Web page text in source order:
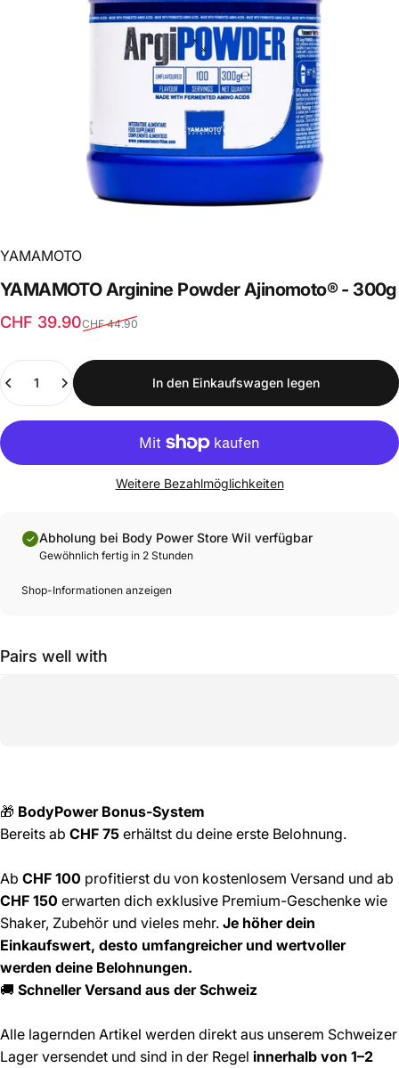
YAMAMOTO
YAMAMOTOArginine PowderAjinomoto® - 300g
Verkaufspreis
CHF 39.90
Normaler PreisCHF 44.90
Anzahl
In den Einkaufswagen legen
Weitere Bezahlmöglichkeiten
Abholung bei Body Power Store Wil verfügbar
Gewöhnlich fertig in 2 Stunden
Shop-Informationen anzeigen
Pairs well with
🎁 BodyPower Bonus-System
Bereits ab CHF 75 erhältst du deine erste Belohnung.
Ab CHF 100 profitierst du von kostenlosem Versand und ab
CHF 150 erwarten dich exklusive Premium-Geschenke wie
Shaker, Zubehör und vieles mehr. Je höher dein
Einkaufswert, desto umfangreicher und wertvoller
werden deine Belohnungen.
🚚 Schneller Versand aus der Schweiz
Alle lagernden Artikel werden direkt aus unserem Schweizer
Lager versendet und sind in der Regel innerhalb von 1–2